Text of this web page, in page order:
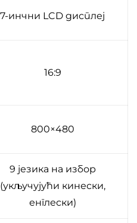
7-инчни LCD дисплеј
16:9
800×480
9 језика на избор
(укључујући кинески,
енглески)